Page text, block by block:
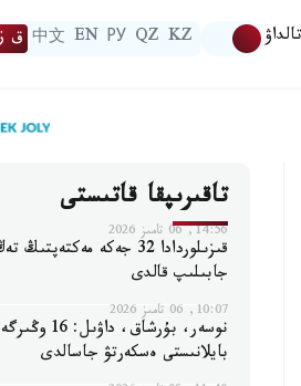
تالداۋ KZ
QZ
РУ
EN
中文 ق
تاقىرىپقا قاتىستى
14:56, 06 تامىز 2026
قىزىلوردادا 32 جەكە
جابىلىپ قالدى
10:07, 06 تامىز 2026
نوسەر، بۇرشاق،
بايلانىستى ەسكەرتۋ جاسالدى